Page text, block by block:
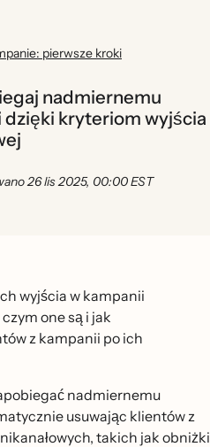
pierwsze kroki
nadmiernemu
dzięki kryteriom wyjścia
26 lis 2025, 00:00 EST
wyjścia w kampanii
one są i jak
z kampanii po ich
nadmiernemu
usuwając klientów z
takich jak obniżki